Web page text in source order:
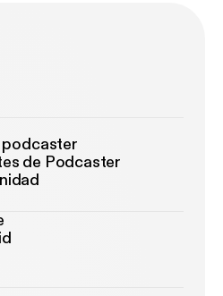
podcaster
de Podcaster